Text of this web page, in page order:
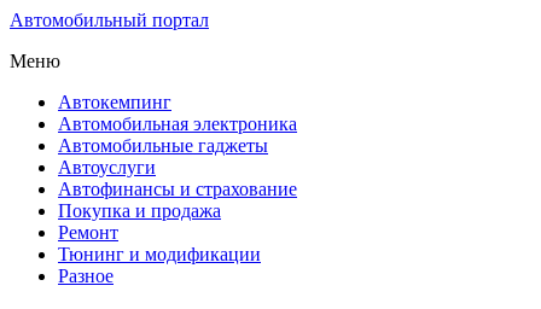
Автомобильный портал
Меню
Автокемпинг
Автомобильная электроника
Автомобильные гаджеты
Автоуслуги
Автофинансы и страхование
Покупка и продажа
Ремонт
Тюнинг и модификации
Разное